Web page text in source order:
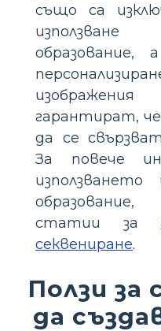
също са
образование,
гарантират,
да се
За повече
статии за
секвениране.
Ползи
да